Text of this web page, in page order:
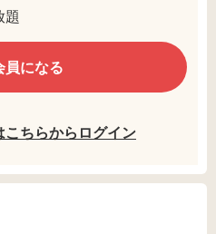
題
員になる
ちらからログイン